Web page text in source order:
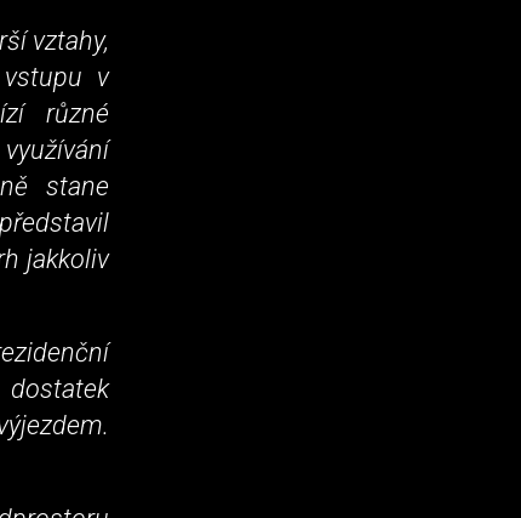
vztahy,
v
různé
stane
jakkoliv